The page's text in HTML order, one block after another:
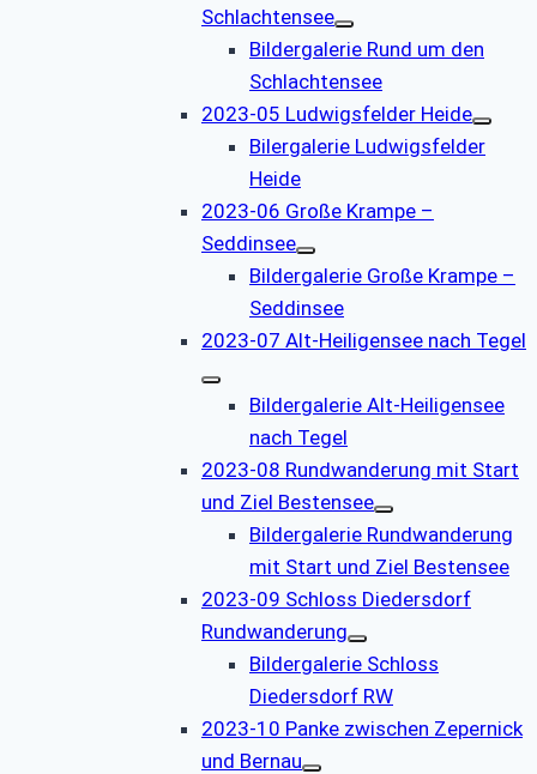
Schlachtensee
Bildergalerie Rund um den
Schlachtensee
2023-05 Ludwigsfelder Heide
Bilergalerie Ludwigsfelder
Heide
2023-06 Große Krampe –
Seddinsee
Bildergalerie Große Krampe –
Seddinsee
2023-07 Alt-Heiligensee nach Tegel
Bildergalerie Alt-Heiligensee
nach Tegel
2023-08 Rundwanderung mit Start
und Ziel Bestensee
Bildergalerie Rundwanderung
mit Start und Ziel Bestensee
2023-09 Schloss Diedersdorf
Rundwanderung
Bildergalerie Schloss
Diedersdorf RW
2023-10 Panke zwischen Zepernick
und Bernau